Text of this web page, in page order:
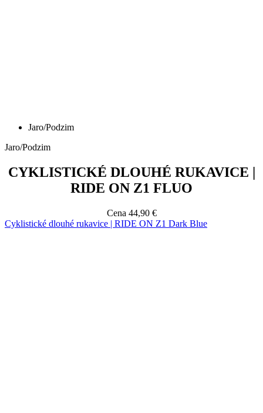
Jaro/Podzim
Jaro/Podzim
CYKLISTICKÉ DLOUHÉ RUKAVICE |
RIDE ON Z1 FLUO
Cena 44,90 €
Cyklistické dlouhé rukavice | RIDE ON Z1 Dark Blue